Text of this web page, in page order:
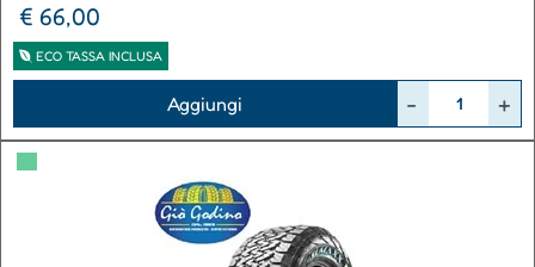
€ 66,00
ECO TASSA INCLUSA
Aggiungi
▀